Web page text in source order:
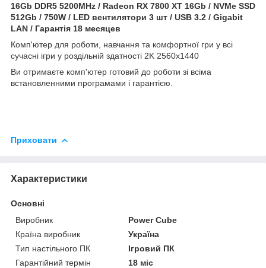
16Gb DDR5 5200MHz / Radeon RX 7800 XT 16Gb / NVMe SSD
512Gb / 750W / LED вентилятори 3 шт / USB 3.2 / Gigabit
LAN / Гарантія 18 месяцев
Комп'ютер для роботи, навчання та комфортної гри у всі
сучасні ігри у роздільній здатності 2K 2560x1440
Ви отримаєте комп'ютер готовий до роботи зі всіма
встановленними програмами і гарантією.
Приховати
Характеристики
Основні
Виробник
Power Cube
Країна виробник
Україна
Тип настільного ПК
Ігровий ПК
Гарантійний термін
18 міс